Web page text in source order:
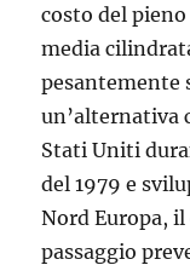
costo del
media
pesantemente
un’alternativa
Stati Uniti
del 1979 e
Nord Europa,
passaggio